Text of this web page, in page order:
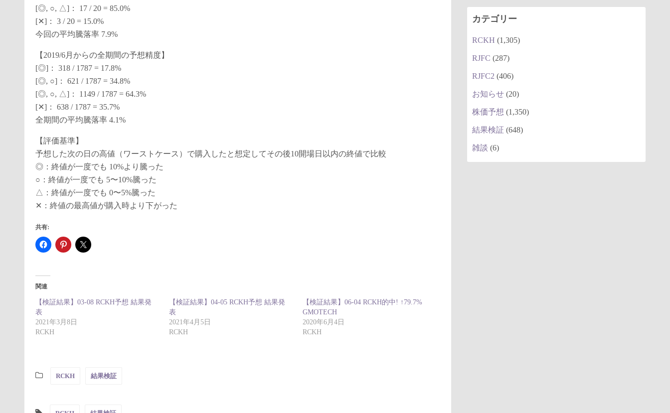
[◎, ○, △]： 17 / 20 = 85.0%
[✕]： 3 / 20 = 15.0%
今回の平均騰落率 7.9%
【2019/6月からの全期間の予想精度】
[◎]： 318 / 1787 = 17.8%
[◎, ○]： 621 / 1787 = 34.8%
[◎, ○, △]： 1149 / 1787 = 64.3%
[✕]： 638 / 1787 = 35.7%
全期間の平均騰落率 4.1%
【評価基準】
予想した次の日の高値（ワーストケース）で購入したと想定してその後10開場日以内の終値で比較
◎：終値が一度でも 10%より騰った
○：終値が一度でも 5〜10%騰った
△：終値が一度でも 0〜5%騰った
✕：終値の最高値が購入時より下がった
共有:
関連
【検証結果】03-08 RCKH予想 結果発
表
2021年3月8日
RCKH
【検証結果】04-05 RCKH予想 結果発
表
2021年4月5日
RCKH
【検証結果】06-04 RCKH的中! ↑79.7%
GMOTECH
2020年6月4日
RCKH
RCKH 結果検証
カテゴリー
RCKH (1,305)
RJFC (287)
RJFC2 (406)
お知らせ (20)
株価予想 (1,350)
結果検証 (648)
雑談 (6)